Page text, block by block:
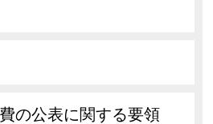
の公表に関する要領